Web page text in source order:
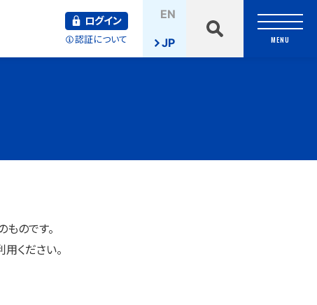
ログイン
認証について
EN
JP MENU
のです。
ください。